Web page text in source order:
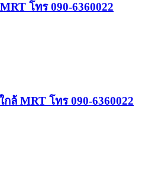
โทร 090-6360022
ล้ MRT โทร 090-6360022